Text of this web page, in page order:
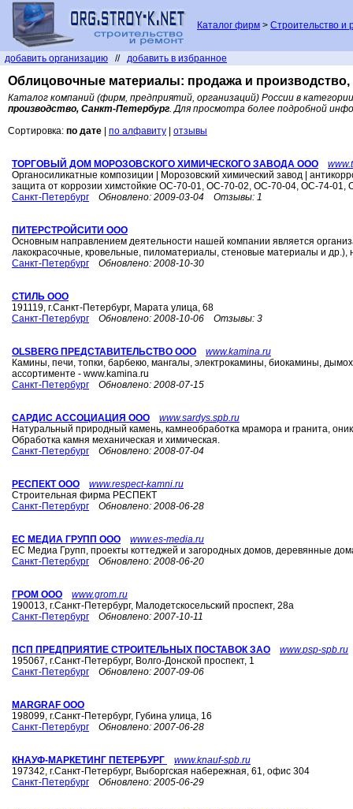
Каталог фирм > Строительство и
добавить организацию // добавить в избранное
Облицовочные материалы: продажа и производство,
Каталог компаний (фирм, предприятий, организаций) России в
производство, Санкт-Петербург. Для просмотра более подробной
Сортировка: по дате по алфавиту отзывы
ТОРГОВЫЙ ДОМ МОРОЗОВСКОГО ХИМИЧЕСКОГО ЗАВОДА ООО
Органосиликатные композиции | Морозовский химический завод |
защита от коррозии химстойкие ОС-70-01, ОС-70-02, ОС-70-04, ОС-74-
Санкт-Петербург
Обновлено: 2009-03-04 Отзывы: 1
ПИТЕРСТРОЙСИТИ ООО
Основным направлением деятельности нашей компании является
лакокрасочные, кровельные, пиломатериалы, стеновые материалы и
Санкт-Петербург
Обновлено: 2008-10-30
СТИЛЬ ООО
191119, г.Санкт-Петербург, Марата улица, 68
Санкт-Петербург
Обновлено: 2008-10-06 Отзывы: 3
OLSBERG ПРЕДСТАВИТЕЛЬСТВО ООО
www.kamina.ru
Камины, печи, топки, барбекю, мангалы, электрокамины, биокамины,
ассортименте - www.kamina.ru
Санкт-Петербург
Обновлено: 2008-07-15
САРДИС АССОЦИАЦИЯ ООО
www.sardys.spb.ru
Натуральный природный камень, камнеобработка мрамора и гранита,
Обработка камня механическая и химическая.
Санкт-Петербург
Обновлено: 2008-07-04
РЕСПЕКТ ООО
www.respect-kamni.ru
Строительная фирма РЕСПЕКТ
Санкт-Петербург
Обновлено: 2008-06-28
ЕС МЕДИА ГРУПП ООО
www.es-media.ru
ЕС Медиа Групп, проекты коттеджей и загородных домов, деревянные
Санкт-Петербург
Обновлено: 2008-06-20
ГРОМ ООО
www.grom.ru
190013, г.Санкт-Петербург, Малодетскосельский проспект, 28а
Санкт-Петербург
Обновлено: 2007-10-11
ПСП ПРЕДПРИЯТИЕ СТРОИТЕЛЬНЫХ ПОСТАВОК ЗАО
www.psp-spb.ru
195067, г.Санкт-Петербург, Волго-Донской проспект, 1
Санкт-Петербург
Обновлено: 2007-09-06
MARGRAF ООО
198099, г.Санкт-Петербург, Губина улица, 16
Санкт-Петербург
Обновлено: 2007-06-28
КНАУФ-МАРКЕТИНГ ПЕТЕРБУРГ
www.knauf-spb.ru
197342, г.Санкт-Петербург, Выборгская набережная, 61, офис 304
Санкт-Петербург
Обновлено: 2005-06-29